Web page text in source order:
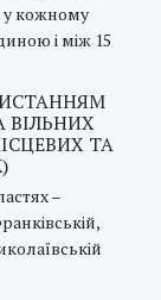
у кожному
і між 15
ВІЛЬНИХ
ТА
–